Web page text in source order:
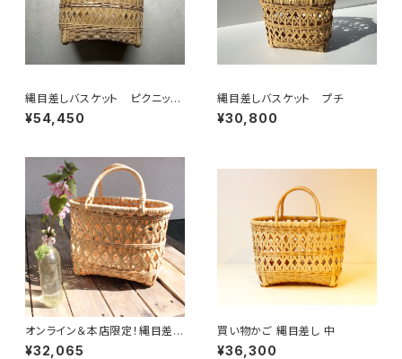
縄目差しバスケット ピクニック
かご
¥54,450
縄目差しバスケット プチ
¥30,800
オンライン＆本店限定！縄目差し
買い物かごSSサイズ
¥32,065
買い物かご 縄目差し 中
¥36,300